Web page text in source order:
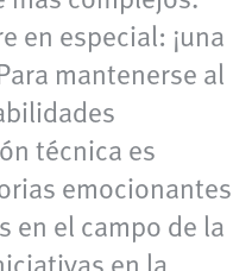
en especial: ¡una
mantenerse al
técnica es
emocionantes
en el campo de la